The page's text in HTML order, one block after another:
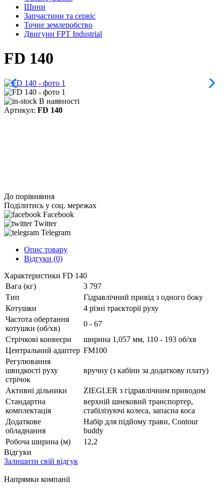
Шини
Запчастини та сервіс
Точне землеробство
Двигуни FPT Industrial
FD 140
В наявності
Артикул: FD 140
До порівняння
Поділитись у соц. мережах
Facebook
Twitter
Telegram
Опис товару
Відгуки (0)
Характеристики FD 140
Вага (кг)
3 797
Тип
Гідравлічний привід з одного боку
Котушки
4 різні траєкторії руху
Частота обертання
котушки (об/хв)
0 - 67
Стрічкові конвеєри
ширина 1,057 мм, 110 - 193 об/хв
Центральний адаптер FM100
Регулювання
швидкості руху
стрічок
вручну (з кабіни за додаткову плату)
Активні дільники
ZIEGLER з гідравлічним приводом
Стандартна
комплектація
верхній шнековий транспортер,
стабілізуючі колеса, запасна коса
Додаткове
обладнання
Набір для підйому трави, Contour
buddy
Робоча ширина (м)
12,2
Відгуки
Залишити свій відгук
Напрямки компанії